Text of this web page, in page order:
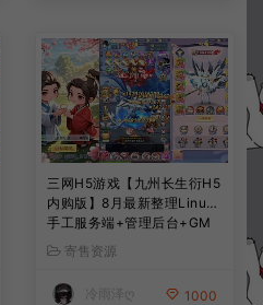
三网H5游戏【九州长生衍H5
内购版】8月最新整理Linux
手工服务端+管理后台+GM
授权后台+简易安卓客户端
+详细搭建教程+视频教程
寄售资源
冷雨泽ღ 1000